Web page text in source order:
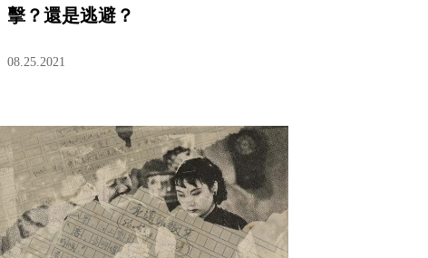
擊？還是逃避？
08.25.2021